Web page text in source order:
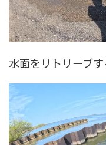
水面をリトリーブ